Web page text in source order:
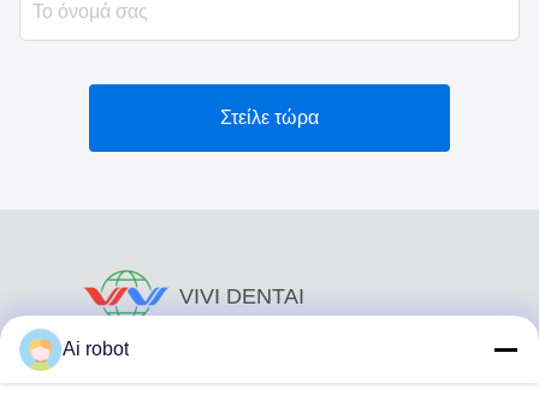
Στείλε τώρα
VIVI DENTAI
Ai robot